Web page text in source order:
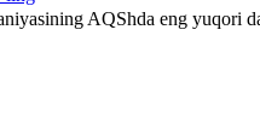
AQShda eng yuqori